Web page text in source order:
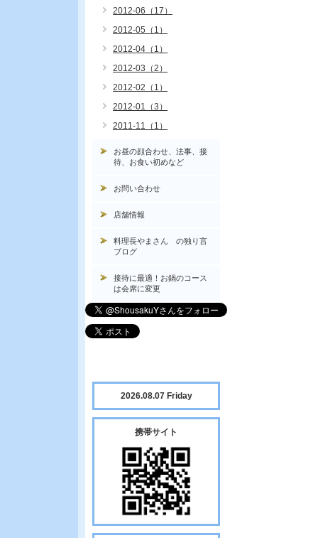
2012-06（17）
2012-05（1）
2012-04（1）
2012-03（2）
2012-02（1）
2012-01（3）
2011-11（1）
お昼の顔合わせ、法事、接
待、お食い初めなど
お問い合わせ
店舗情報
料理長やまさん の独り言
ブログ
接待に最適！お鍋のコース
は会席に変更
2026.08.07 Friday
携帯サイト